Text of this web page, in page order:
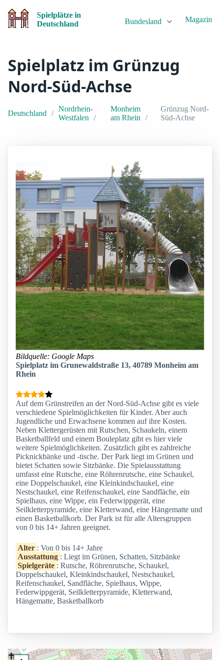
Spielplätze in
Deutschland
Bundesland Magazin
Spielplatz im Grünzug
Nord-Süd-Achse
Deutschland
Nordrhein-
Westfalen
Monheim
am Rhein
Grünzug Nord-
Süd-Achse
Bildquelle: Google Maps
Spielplatz im Grunewaldstraße 13, 40789 Monheim am
Rhein
Auf dem Grünstreifen an der Nord-Süd-Achse gibt es viele
verschiedene Spielmöglichkeiten für Kinder. Aber auch
Jugendliche und Erwachsene kommen auf ihre Kosten.
Neben Klettergerüsten mit Rutschen, Schaukeln, einem
Basketballfeld und einem Bouleplatz gibt es hier viele
weitere Spielmöglichkeiten. Zusätzlich gibt es zahlreiche
Picknickbänke und -tische. Der Park liegt im Grünen und
bietet Schatten sowie Sitzbänke. Die Spielausstattung
umfasst eine Rutsche, eine Röhrenrutsche, eine Schaukel,
eine Doppelschaukel, eine Kleinkindschaukel, eine
Nestschaukel, eine Reifenschaukel, eine Sandfläche, ein
Spielhaus, eine Wippe, ein Federwippgerät, eine
Seilkletterpyramide, eine Kletterwand, eine Hängematte und
einen Basketballkorb. Der Park ist für alle Altersgruppen
von 0 bis 14+ Jahren geeignet.
Alter : Von 0 bis 14+ Jahre
Ausstattung : Liegt im Grünen, Schatten, Sitzbänke
Spielgeräte : Rutsche, Röhrenrutsche, Schaukel,
Doppelschaukel, Kleinkindschaukel, Nestschaukel,
Reifenschaukel, Sandfläche, Spielhaus, Wippe,
Federwippgerät, Seilkletterpyramide, Kletterwand,
Hängematte, Basketballkorb